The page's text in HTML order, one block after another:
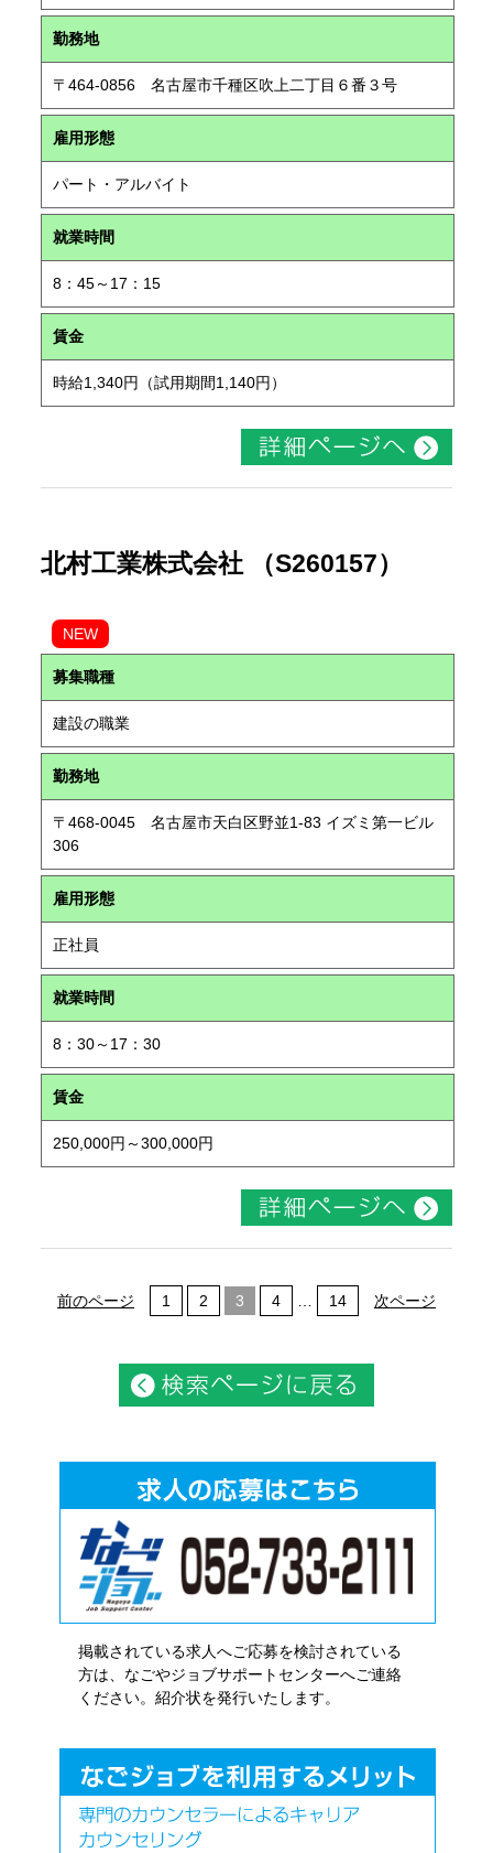
勤務地
〒464-0856 名古屋市千種区吹上二丁目６番３号
雇用形態
パート・アルバイト
就業時間
8：45～17：15
賃金
時給1,340円（試用期間1,140円）
北村工業株式会社 （S260157）
NEW
募集職種
建設の職業
勤務地
〒468-0045 名古屋市天白区野並1-83 イズミ第一ビル
306
雇用形態
正社員
就業時間
8：30～17：30
賃金
250,000円～300,000円
前のページ 1 2 3 4 14 次ページ
掲載されている求人へご応募を検討されている
方は、なごやジョブサポートセンターへご連絡
ください。紹介状を発行いたします。